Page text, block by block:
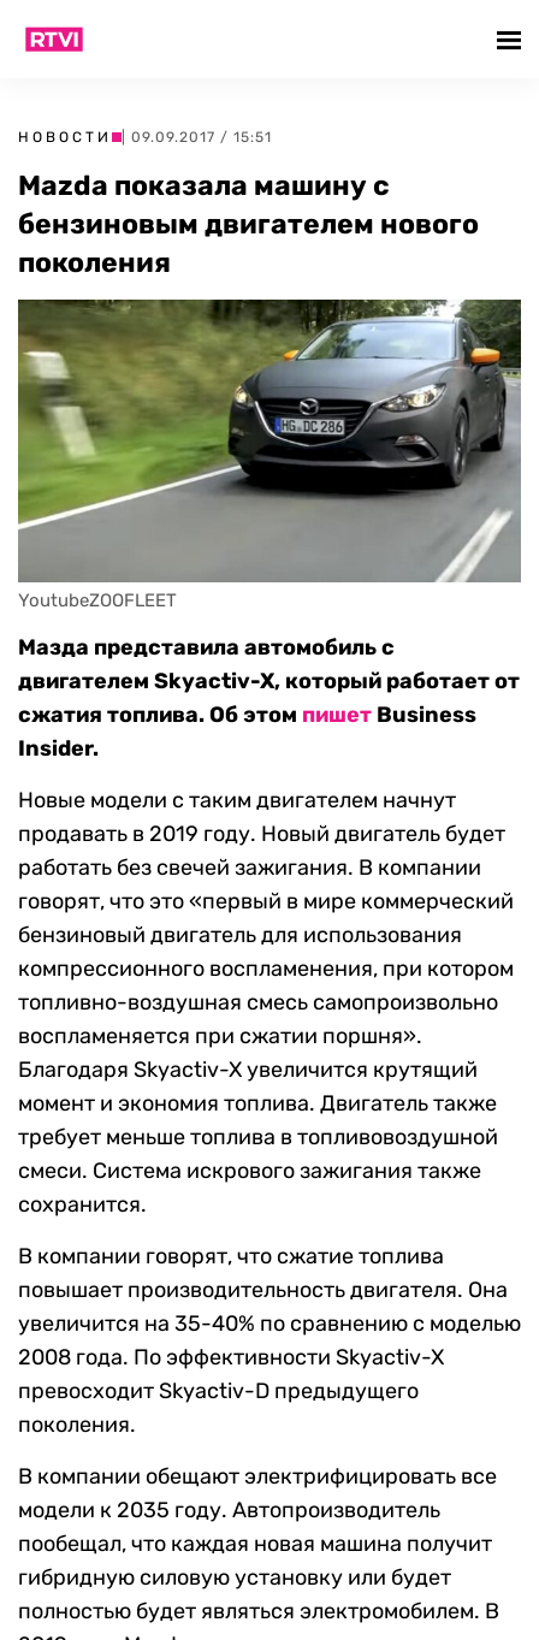
НОВОСТИ | 09.09.2017 / 15:51
Mazda показала машину с
бензиновым двигателем нового
поколения
YoutubeZOOFLEET
Мазда представила автомобиль с
двигателем Skyactiv-X, который работает от
сжатия топлива. Об этом пишет Business
Insider.
Новые модели с таким двигателем начнут
продавать в 2019 году. Новый двигатель будет
работать без свечей зажигания. В компании
говорят, что это «первый в мире коммерческий
бензиновый двигатель для использования
компрессионного воспламенения, при котором
топливно-воздушная смесь самопроизвольно
воспламеняется при сжатии поршня».
Благодаря Skyactiv-X увеличится крутящий
момент и экономия топлива. Двигатель также
требует меньше топлива в топливовоздушной
смеси. Система искрового зажигания также
сохранится.
В компании говорят, что сжатие топлива
повышает производительность двигателя. Она
увеличится на 35-40% по сравнению с моделью
2008 года. По эффективности Skyactiv-X
превосходит Skyactiv-D предыдущего
поколения.
В компании обещают электрифицировать все
модели к 2035 году. Автопроизводитель
пообещал, что каждая новая машина получит
гибридную силовую установку или будет
полностью будет являться электромобилем. В